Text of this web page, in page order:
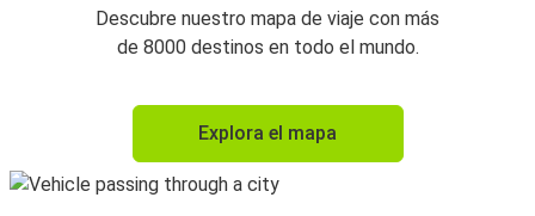
Descubre nuestro mapa de viaje con más
de 8000 destinos en todo el mundo.
Explora el mapa